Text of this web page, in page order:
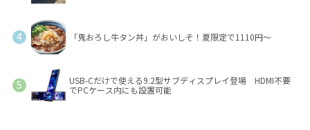
「鬼おろし牛タン丼」がおいしそ！夏限定で1110円～
USB-Cだけで使える9.2型サブディスプレイ登場 HDMI不要
でPCケース内にも設置可能